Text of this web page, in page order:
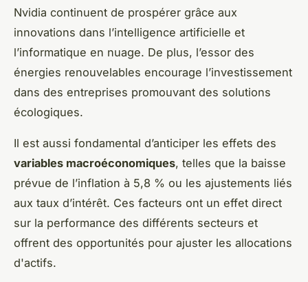
Nvidia continuent de prospérer grâce aux
innovations dans l’intelligence artificielle et
l’informatique en nuage. De plus, l’essor des
énergies renouvelables encourage l’investissement
dans des entreprises promouvant des solutions
écologiques.
Il est aussi fondamental d’anticiper les effets des
variables macroéconomiques, telles que la baisse
prévue de l’inflation à 5,8 % ou les ajustements liés
aux taux d’intérêt. Ces facteurs ont un effet direct
sur la performance des différents secteurs et
offrent des opportunités pour ajuster les allocations
d'actifs.